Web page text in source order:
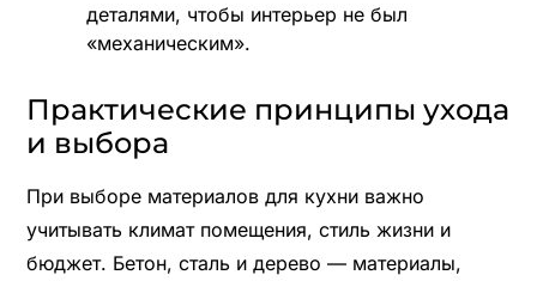
деталями, чтобы интерьер не был
«механическим».
Практические принципы ухода
и выбора
При выборе материалов для кухни важно
учитывать климат помещения, стиль жизни и
бюджет. Бетон, сталь и дерево — материалы,